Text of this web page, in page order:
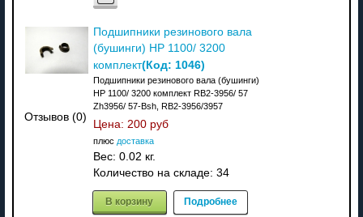
Отзывов (0)
Подшипники резинового вала
(бушинги) HP 1100/ 3200
комплект(Код: 1046)
Подшипники резинового вала (бушинги)
HP 1100/ 3200 комплект RB2-3956/ 57
Zh3956/ 57-Bsh, RB2-3956/3957
Цена: 200 руб
плюс доставка
Вес: 0.02 кг.
Количество на складе: 34
В корзину Подробнее